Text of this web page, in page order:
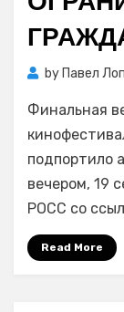
by Павел
Финальная
подпортило
вечером, 19
РОСС со
Read More